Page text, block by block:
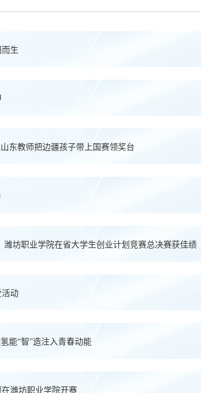
生
东教师把边疆孩子带上国赛领奖台
台 培育创新创业人才：潍坊职业学院在省大学生创业计划竞赛总决赛获佳绩
活动
能“智”造注入青春动能
潍坊职业学院开赛